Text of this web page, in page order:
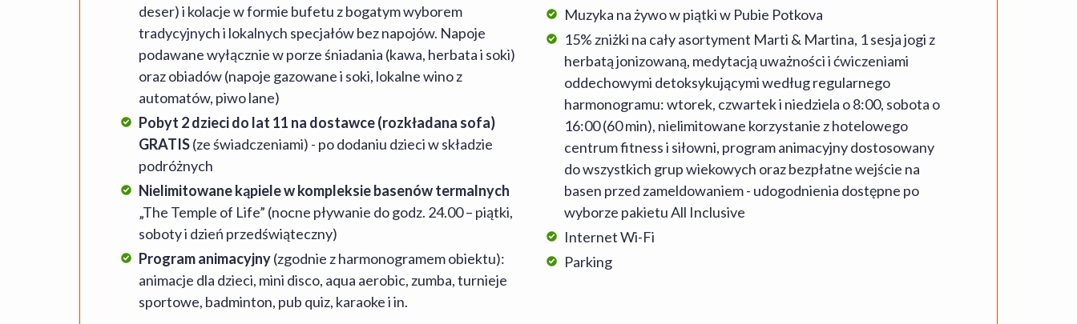
deser) i kolacje w formie bufetu z bogatym wyborem
tradycyjnych i lokalnych specjałów bez napojów. Napoje
podawane wyłącznie w porze śniadania (kawa, herbata i soki)
oraz obiadów (napoje gazowane i soki, lokalne wino z
automatów, piwo lane)
Pobyt 2 dzieci do lat 11 na dostawce (rozkładana sofa)
GRATIS(ze świadczeniami) - po dodaniu dzieci w składzie
podróżnych
Nielimitowane kąpiele w kompleksie basenów termalnych
„The Temple of Life” (nocne pływanie do godz. 24.00 – piątki,
soboty i dzień przedświąteczny)
Program animacyjny(zgodnie z harmonogramem obiektu):
animacje dla dzieci, mini disco, aqua aerobic, zumba, turnieje
sportowe, badminton, pub quiz, karaoke i in.
Muzyka na żywo w piątki w Pubie Potkova
15% zniżki na cały asortyment Marti & Martina, 1 sesja jogi z
herbatą jonizowaną, medytacją uważności i ćwiczeniami
oddechowymi detoksykującymi według regularnego
harmonogramu: wtorek, czwartek i niedziela o 8:00, sobota o
16:00 (60 min), nielimitowane korzystanie z hotelowego
centrum fitness i siłowni, program animacyjny dostosowany
do wszystkich grup wiekowych oraz bezpłatne wejście na
basen przed zameldowaniem - udogodnienia dostępne po
wyborze pakietu All Inclusive
Internet Wi-Fi
Parking